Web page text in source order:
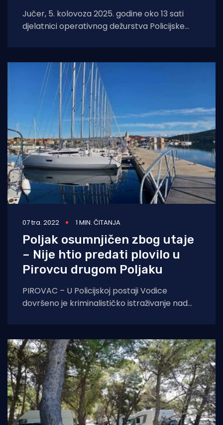
Jučer, 5. kolovoza 2025. godine oko 13 sati
djelatnici operativnog dežurstva Policijske
07 tra. 2022 1 MIN. ČITANJA
Poljak osumnjičen zbog utaje
– Nije htio predati plovilo u
Pirovcu drugom Poljaku
PIROVAC – U Policijskoj postaji Vodice
dovršeno je kriminalističko istraživanje nad
kriminalističkim istraživanjem